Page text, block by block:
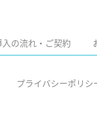
入の流れ・ご契約
プライバシーポリシ